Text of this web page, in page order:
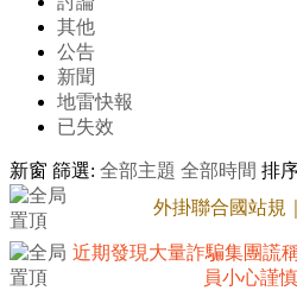
其他
公告
新聞
地雷快報
已失效
新窗 篩選: 全部主題 全部時間 排
外掛聯合國站規
近期發現大量詐騙集團謊
員小心謹